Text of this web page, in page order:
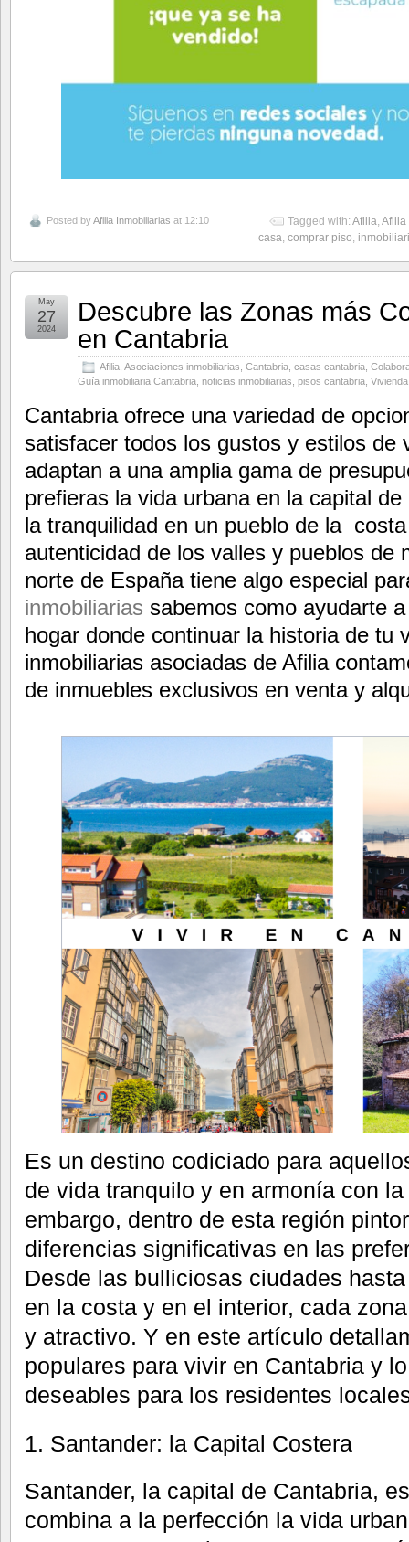
Posted byAfilia Inmobiliarias at 12:10 Tagged with: Afilia, Afilia
casa, comprar piso,
Descubre las Zonas más
en Cantabria
Afilia, Asociaciones inmobiliarias, Cantabria, casas cantabria,
Guía inmobiliaria Cantabria, noticias inmobiliarias, pisos cantabria, Vivienda
May
27
2024
Cantabria ofrece una variedad de
satisfacer todos los gustos y estilos de
adaptan a una amplia gama de
prefieras la vida urbana en la capital
la tranquilidad en un pueblo de la
autenticidad de los valles y pueblos de
norte de España tiene algo especial
inmobiliarias sabemos como ayudarte
hogar donde continuar la historia de tu
inmobiliarias asociadas de Afilia
de inmuebles exclusivos en venta y
Es un destino codiciado para
de vida tranquilo y en armonía con
embargo, dentro de esta región
diferencias significativas en las
Desde las bulliciosas ciudades
en la costa y en el interior, cada
y atractivo. Y en este artículo
populares para vivir en Cantabria y
deseables para los residentes
1. Santander: la Capital Costera
Santander, la capital de Cantabria,
combina a la perfección la vida